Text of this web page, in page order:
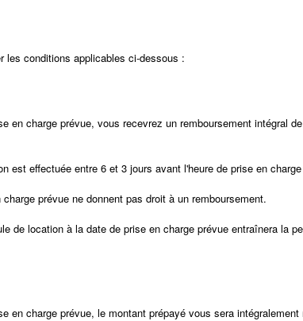
les conditions applicables ci-dessous :
en charge prévue, vous recevrez un remboursement intégral
est effectuée entre 6 et 3 jours avant l'heure de prise en
prévue ne donnent pas droit à un remboursement.
de location à la date de prise en charge prévue entraînera la
en charge prévue, le montant prépayé vous sera